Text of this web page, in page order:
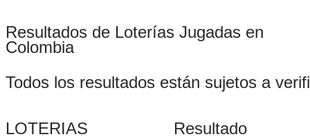
Resultados de Loterías Jugadas en
Colombia
Todos los resultados están sujetos a
LOTERIAS
Resultado